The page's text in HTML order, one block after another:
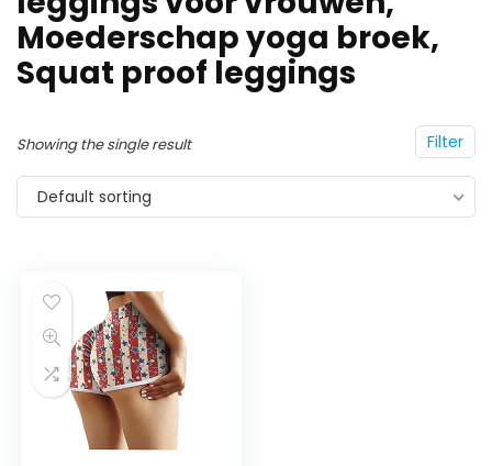
Moederschap yoga broek,
Squat proof leggings
Filter
Showing the single result
Default sorting